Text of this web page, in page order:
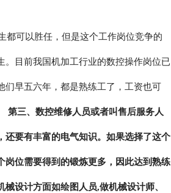
都可以胜任，但是这个工作岗位竞争的
目前我国机加工行业的数控操作岗位已
们早五六年，都是熟练工了，工资也可
第三、数控维修人员或者叫售后服务人
还要有丰富的电气知识。如果选择了这个
岗位需要得到的锻炼更多，因此达到熟练
设计方面如绘图人员,做机械设计师、